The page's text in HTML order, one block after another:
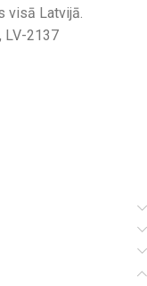
visā Latvijā.
LV-2137